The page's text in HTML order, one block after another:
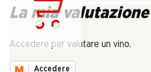
La mia valutazione
Accedere per valutare un vino.
Accedere